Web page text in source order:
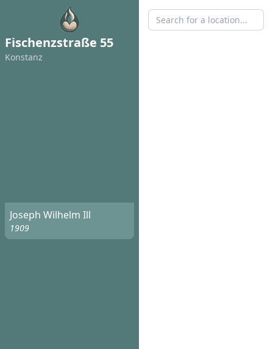
Fischenzstraße 55
Konstanz
Joseph Wilhelm Ill
1909